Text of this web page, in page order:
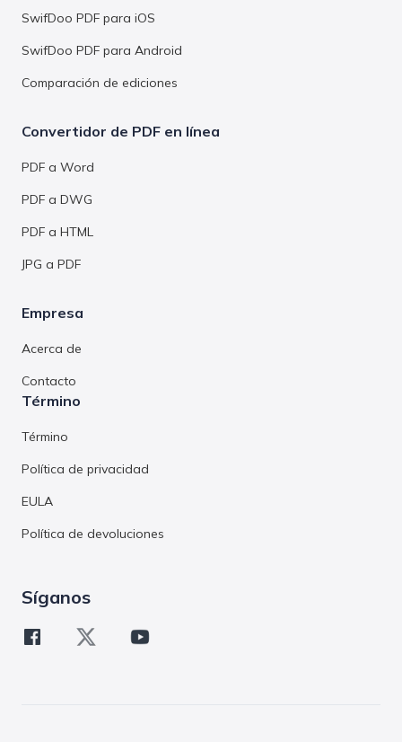
Síganos
SwifDoo PDF para iOS
SwifDoo PDF para Android
Comparación de ediciones
Convertidor de PDF en línea
PDF a Word
PDF a DWG
PDF a HTML
JPG a PDF
Empresa
Acerca de
Contacto
Término
Término
Política de privacidad
EULA
Política de devoluciones